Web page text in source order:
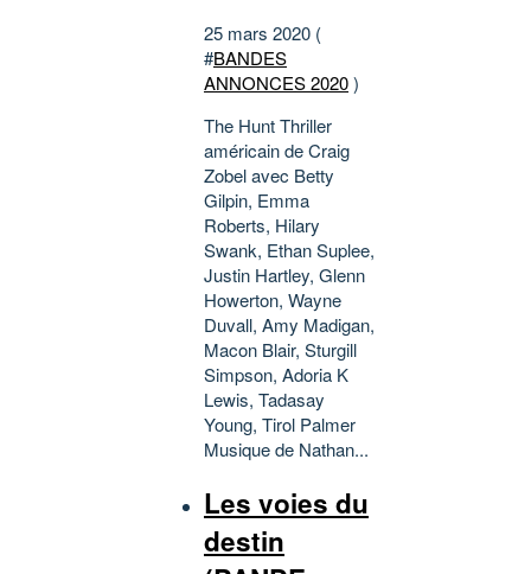
25 mars 2020 (
#BANDES
ANNONCES 2020)
The Hunt Thriller
américain de Craig
Zobel avec Betty
Gilpin, Emma
Roberts, Hilary
Swank, Ethan Suplee,
Justin Hartley, Glenn
Howerton, Wayne
Duvall, Amy Madigan,
Macon Blair, Sturgill
Simpson, Adoria K
Lewis, Tadasay
Young, Tirol Palmer
Musique de Nathan...
Les voies du
destin